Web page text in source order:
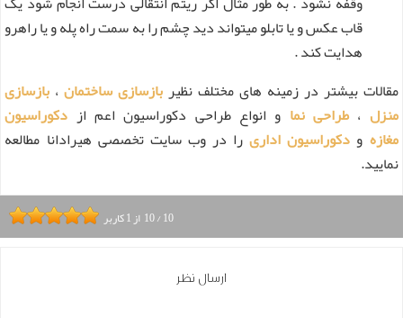
قاب عکس و یا تابلو میتواند دید چشم را به سمت راه پله و یا راهرو
هدایت کند .
مقالات بیشتر در زمینه های مختلف نظیربازسازی ساختمان، بازسازی
منزل ،طراحی نما و انواع طراحی دکوراسیون اعم از دکوراسیون
مغازه و دکوراسیون اداریرا در وب سایت تخصصی هیرادانا مطالعه
نمایید.
10/10 از1کاربر
ارسال نظر